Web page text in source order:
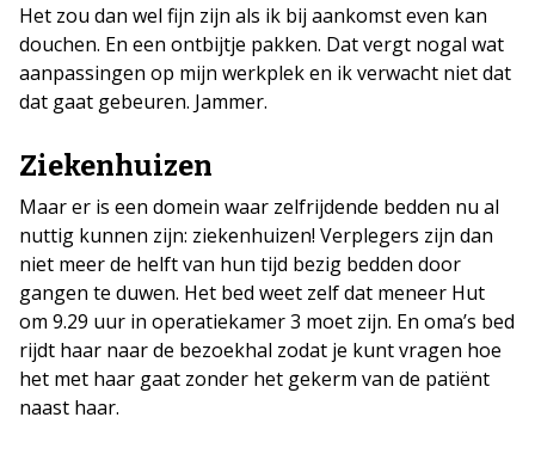
Het zou dan wel fijn zijn als ik bij aankomst even kan
douchen. En een ontbijtje pakken. Dat vergt nogal wat
aanpassingen op mijn werkplek en ik verwacht niet dat
dat gaat gebeuren. Jammer.
Ziekenhuizen
Maar er is een domein waar zelfrijdende bedden nu al
nuttig kunnen zijn: ziekenhuizen! Verplegers zijn dan
niet meer de helft van hun tijd bezig bedden door
gangen te duwen. Het bed weet zelf dat meneer Hut
om 9.29 uur in operatiekamer 3 moet zijn. En oma’s bed
rijdt haar naar de bezoekhal zodat je kunt vragen hoe
het met haar gaat zonder het gekerm van de patiënt
naast haar.